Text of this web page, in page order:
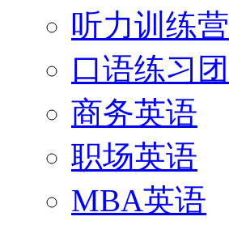
听力训练营
口语练习团
商务英语
职场英语
MBA英语